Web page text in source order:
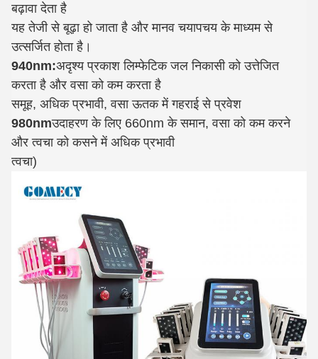
बढ़ावा देता है
यह तेजी से बूढ़ा हो जाता है और मानव चयापचय के माध्यम से
उत्सर्जित होता है।
940nm:अदृश्य प्रकाश लिम्फेटिक जल निकासी को उत्तेजित
करता है और वसा को कम करता है
समूह, अधिक प्रभावी, वसा ऊतक में गहराई से प्रवेश
980nmउदाहरण के लिए 660nm के समान, वसा को कम करने
और त्वचा को कसने में अधिक प्रभावी
त्वचा)